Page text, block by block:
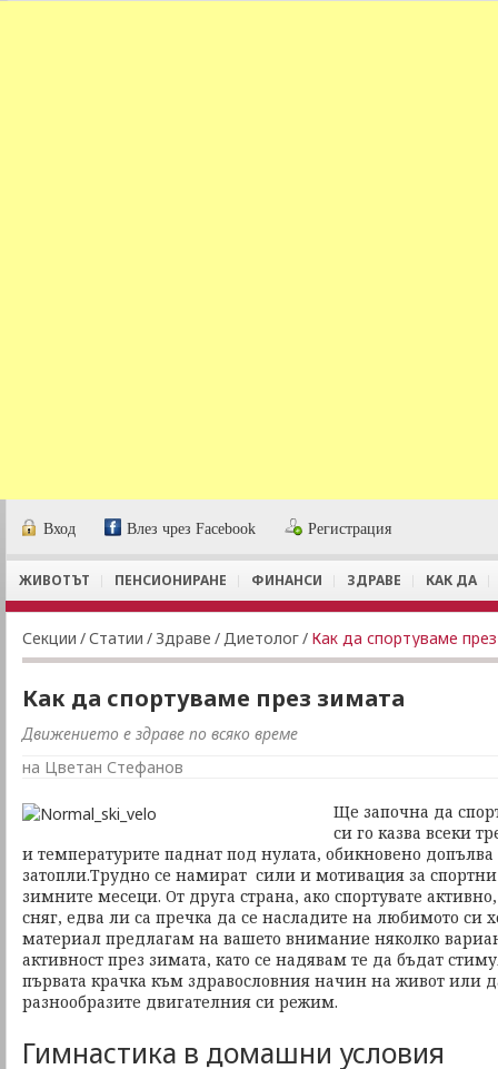
Вход Влез чрез Facebook Регистрация
ЖИВОТЪТ ПЕНСИОНИРАНЕ ФИНАНСИ ЗДРАВЕ КАК ДА
Секции /Статии / Здраве /Диетолог/ Как да спортуваме
Как да спортуваме през зимата
Движението е здраве по всяко време
на Цветан Стефанов
Ще започна да
си го казва всеки
и температурите паднат под нулата, обикновено допълва
затопли.Трудно се намират сили и мотивация за
зимните месеци. От друга страна, ако спортувате
сняг, едва ли са пречка да се насладите на любимото си
материал предлагам на вашето внимание няколко
активност през зимата, като се надявам те да бъдат
първата крачка към здравословния начин на живот или
разнообразите двигателния си режим.
Гимнастика в домашни условия